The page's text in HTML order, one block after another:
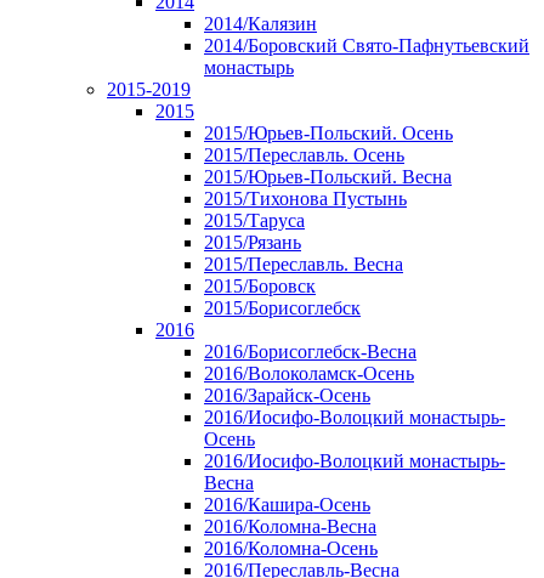
2014/Калязин
2014/Боровский Свято-Пафнутьевский
монастырь
2015-2019
2015
2015/Юрьев-Польский. Осень
2015/Переславль. Осень
2015/Юрьев-Польский. Весна
2015/Тихонова Пустынь
2015/Таруса
2015/Рязань
2015/Переславль. Весна
2015/Боровск
2015/Борисоглебск
2016
2016/Борисоглебск-Весна
2016/Волоколамск-Осень
2016/Зарайск-Осень
2016/Иосифо-Волоцкий монастырь-
Осень
2016/Иосифо-Волоцкий монастырь-
Весна
2016/Кашира-Осень
2016/Коломна-Весна
2016/Коломна-Осень
2016/Переславль-Весна